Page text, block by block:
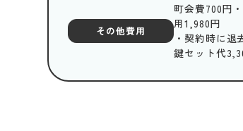
その他費用
町会費700円
用1,980円
・契約時に退
鍵セット代